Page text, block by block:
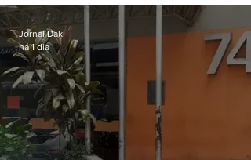
sexta-feira (07)
Jornal Daki
há 1 dia